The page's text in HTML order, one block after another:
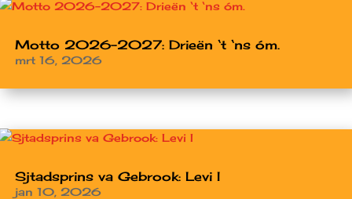
Motto 2026-2027: Drieën ‘t ‘ns óm.
mrt 16, 2026
Sjtadsprins va Gebrook: Levi I
jan 10, 2026